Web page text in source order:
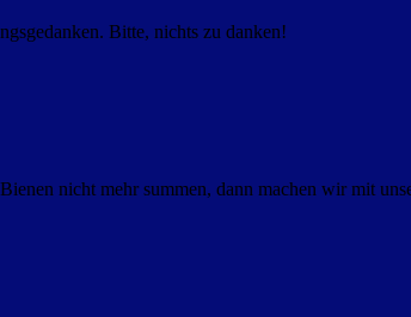
Bitte, nichts zu danken!
nicht mehr summen, dann machen wir mit